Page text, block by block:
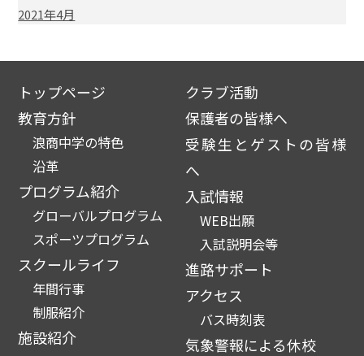
2021年4月
トップページ
教育方針
浪商中学の特色
沿革
プログラム紹介
グローバルプログラム
スポーツプログラム
スクールライフ
年間行事
制服紹介
施設紹介
クラブ活動
保護者の皆様へ
受験生とゲストの皆様
へ
入試情報
WEB出願
入試説明会等
進路サポート
アクセス
バス時刻表
気象警報による休校